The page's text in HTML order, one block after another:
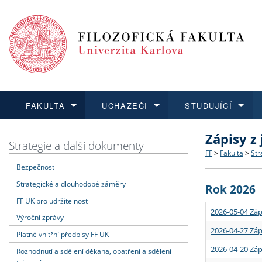
FAKULTA
Dozvědět se více
Struktura
Strategie
Podpora
UCHAZEČI
Podat přihlášku
Co
Učitelské
STUDUJÍCÍ
Dozvědět se více
Rigorózní
Dozvědět se více
O vědě a
Granty a
Dozvědět se více
Aktuální
Strategie a další dokumenty
Bezpečnost
Strategické a dlouhodobé záměry
FF UK pro udržitelnost
Výroční zprávy
Platné vnitřní předpisy FF UK
Rozhodnutí a sdělení děkana, opatření a sdělení
Zápisy
FF > Fakulta >
Rok 2026
2026-05-04
2026-04-27
2026-04-20